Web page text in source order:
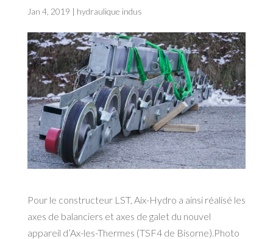
Jan 4, 2019 | hydraulique indus
Pour le constructeur LST, Aix-Hydro a ainsi réalisé les
axes de balanciers et axes de galet du nouvel
appareil d’Ax-les-Thermes (TSF4 de Bisorne).Photo